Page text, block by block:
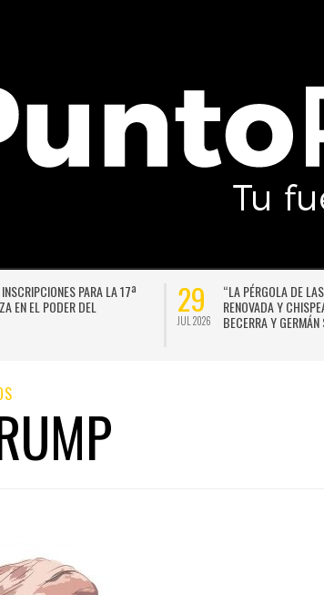
PARA LA 17ª
EN EL PODER DEL
29
JUL 2026
“LA PÉRGOLA DE
RENOVADA Y
BECERRA Y GERMÁN